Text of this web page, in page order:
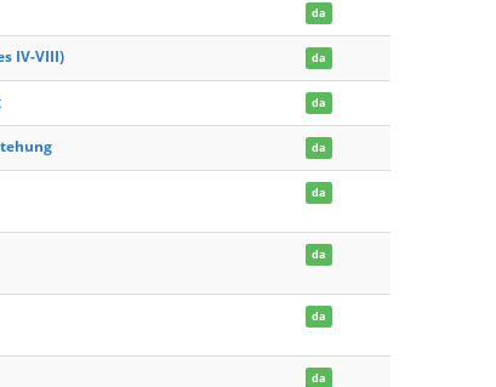
da
IV-VIII) da
da
da
da
da
da
da